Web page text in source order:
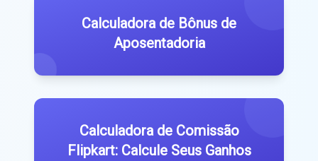
Calculadora de Bônus de
Aposentadoria
Calculadora de Comissão
Flipkart: Calcule Seus Ganhos